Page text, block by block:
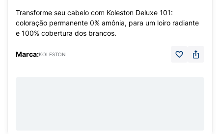
Transforme seu cabelo com Koleston Deluxe 101:
coloração permanente 0% amônia, para um loiro radiante
e 100% cobertura dos brancos.
Marca:KOLESTON